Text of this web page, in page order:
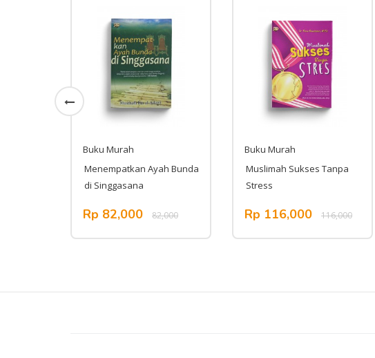
Buku Murah
Menempatkan Ayah Bunda
di Singgasana
Rp 82,000 82,000
Buku Murah
Muslimah Sukses Tanpa
Stress
Rp 116,000 116,000